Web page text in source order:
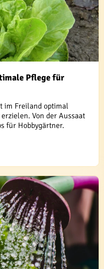
Pflege für
im Freiland optimal
Von der Aussaat
für Hobbygärtner.